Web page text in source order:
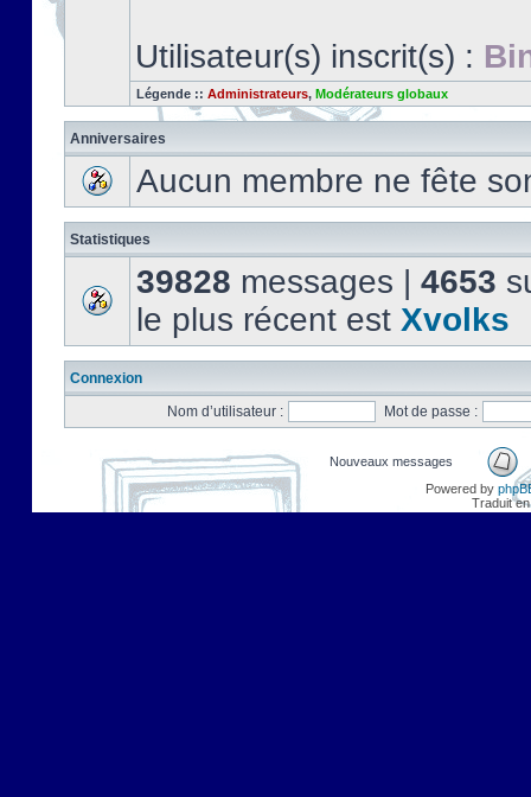
Utilisateur(s) inscrit(s) :
Légende :: Administrateurs, Modérateurs globaux
Anniversaires
Aucun membre ne fête
Statistiques
39828 messages | 4653
le plus récent est Xvolks
Connexion
Nom d’utilisateur :
Mot de passe :
Nouveaux messages
Powered by
Traduit